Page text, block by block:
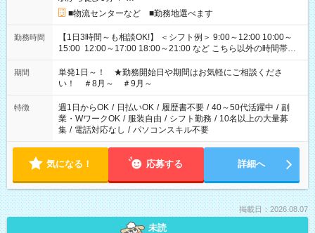
■物流センターなど ■勤務地選べます
勤務時間
【1日3時間～も相談OK!】 ＜シフト例＞ 9:00～12:00 10:00～
15:00 12:00～17:00 18:00～21:00 など こちら以外の時間帯も
お気軽にご相談ください！
期間
単発1日～！ ★勤務開始日や期間はお気軽にご相談くださ
い！ ＃8月～ ＃9月～
特徴 週1日からOK / 日払いOK / 履歴書不要 / 40～50代活躍中 / 副
業・WワークOK / 服装自由 / シフト勤務 / 10名以上の大量募
集 / 電話対応なし / パソコンスキル不要
気になる！ 応募する 詳細へ
掲載日：2026.08.07
未読